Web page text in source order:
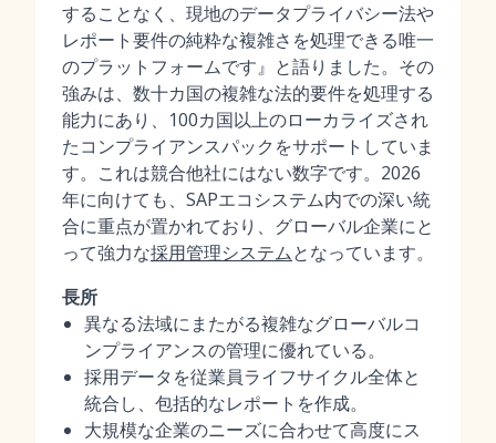
することなく、現地のデータプライバシー法や
レポート要件の純粋な複雑さを処理できる唯一
のプラットフォームです』と語りました。その
強みは、数十カ国の複雑な法的要件を処理する
能力にあり、100カ国以上のローカライズされ
たコンプライアンスパックをサポートしていま
す。これは競合他社にはない数字です。2026
年に向けても、SAPエコシステム内での深い統
合に重点が置かれており、グローバル企業にと
って強力な採用管理システムとなっています。
長所
異なる法域にまたがる複雑なグローバルコ
ンプライアンスの管理に優れている。
採用データを従業員ライフサイクル全体と
統合し、包括的なレポートを作成。
大規模な企業のニーズに合わせて高度にス